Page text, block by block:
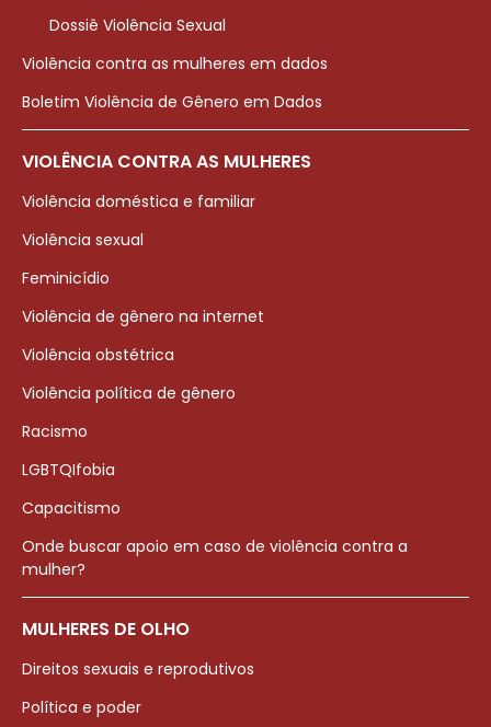
Dossiê Violência Sexual
Violência contra as mulheres em dados
Boletim Violência de Gênero em Dados
VIOLÊNCIA CONTRA AS MULHERES
Violência doméstica e familiar
Violência sexual
Feminicídio
Violência de gênero na internet
Violência obstétrica
Violência política de gênero
Racismo
LGBTQIfobia
Capacitismo
Onde buscar apoio em caso de violência contra a
mulher?
MULHERES DE OLHO
Direitos sexuais e reprodutivos
Política e poder